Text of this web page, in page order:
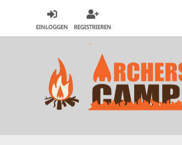
EINLOGGEN REGISTRIEREN